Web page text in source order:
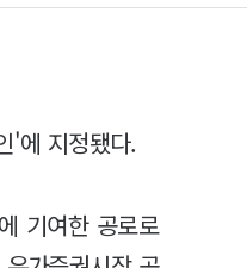
'에 지정됐다.
기여한 공로로